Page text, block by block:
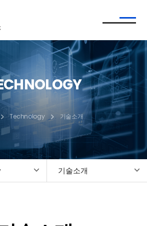
Technology 기술소개
기술소개